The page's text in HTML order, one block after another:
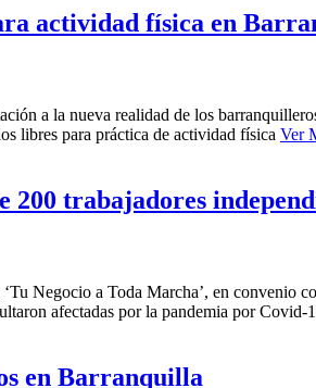
actividad física en
a la nueva realidad de los
libres para práctica de actividad física Ver
200 trabajadores
Negocio a Toda Marcha’, en convenio
afectadas por la pandemia por Covid-
en Barranquilla